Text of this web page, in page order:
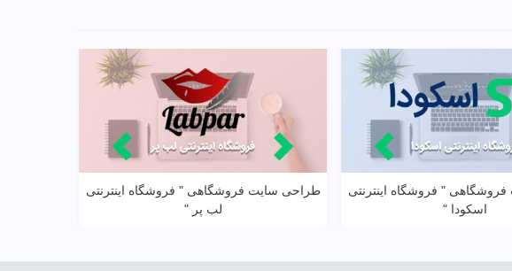
مشاهده بیشتر" فروشگاه اینترنتی
اسکودا "
مشاهده بیشتر
طراحی سایت فروشگاهی " فروشگاه اینترنتی
لب پر "